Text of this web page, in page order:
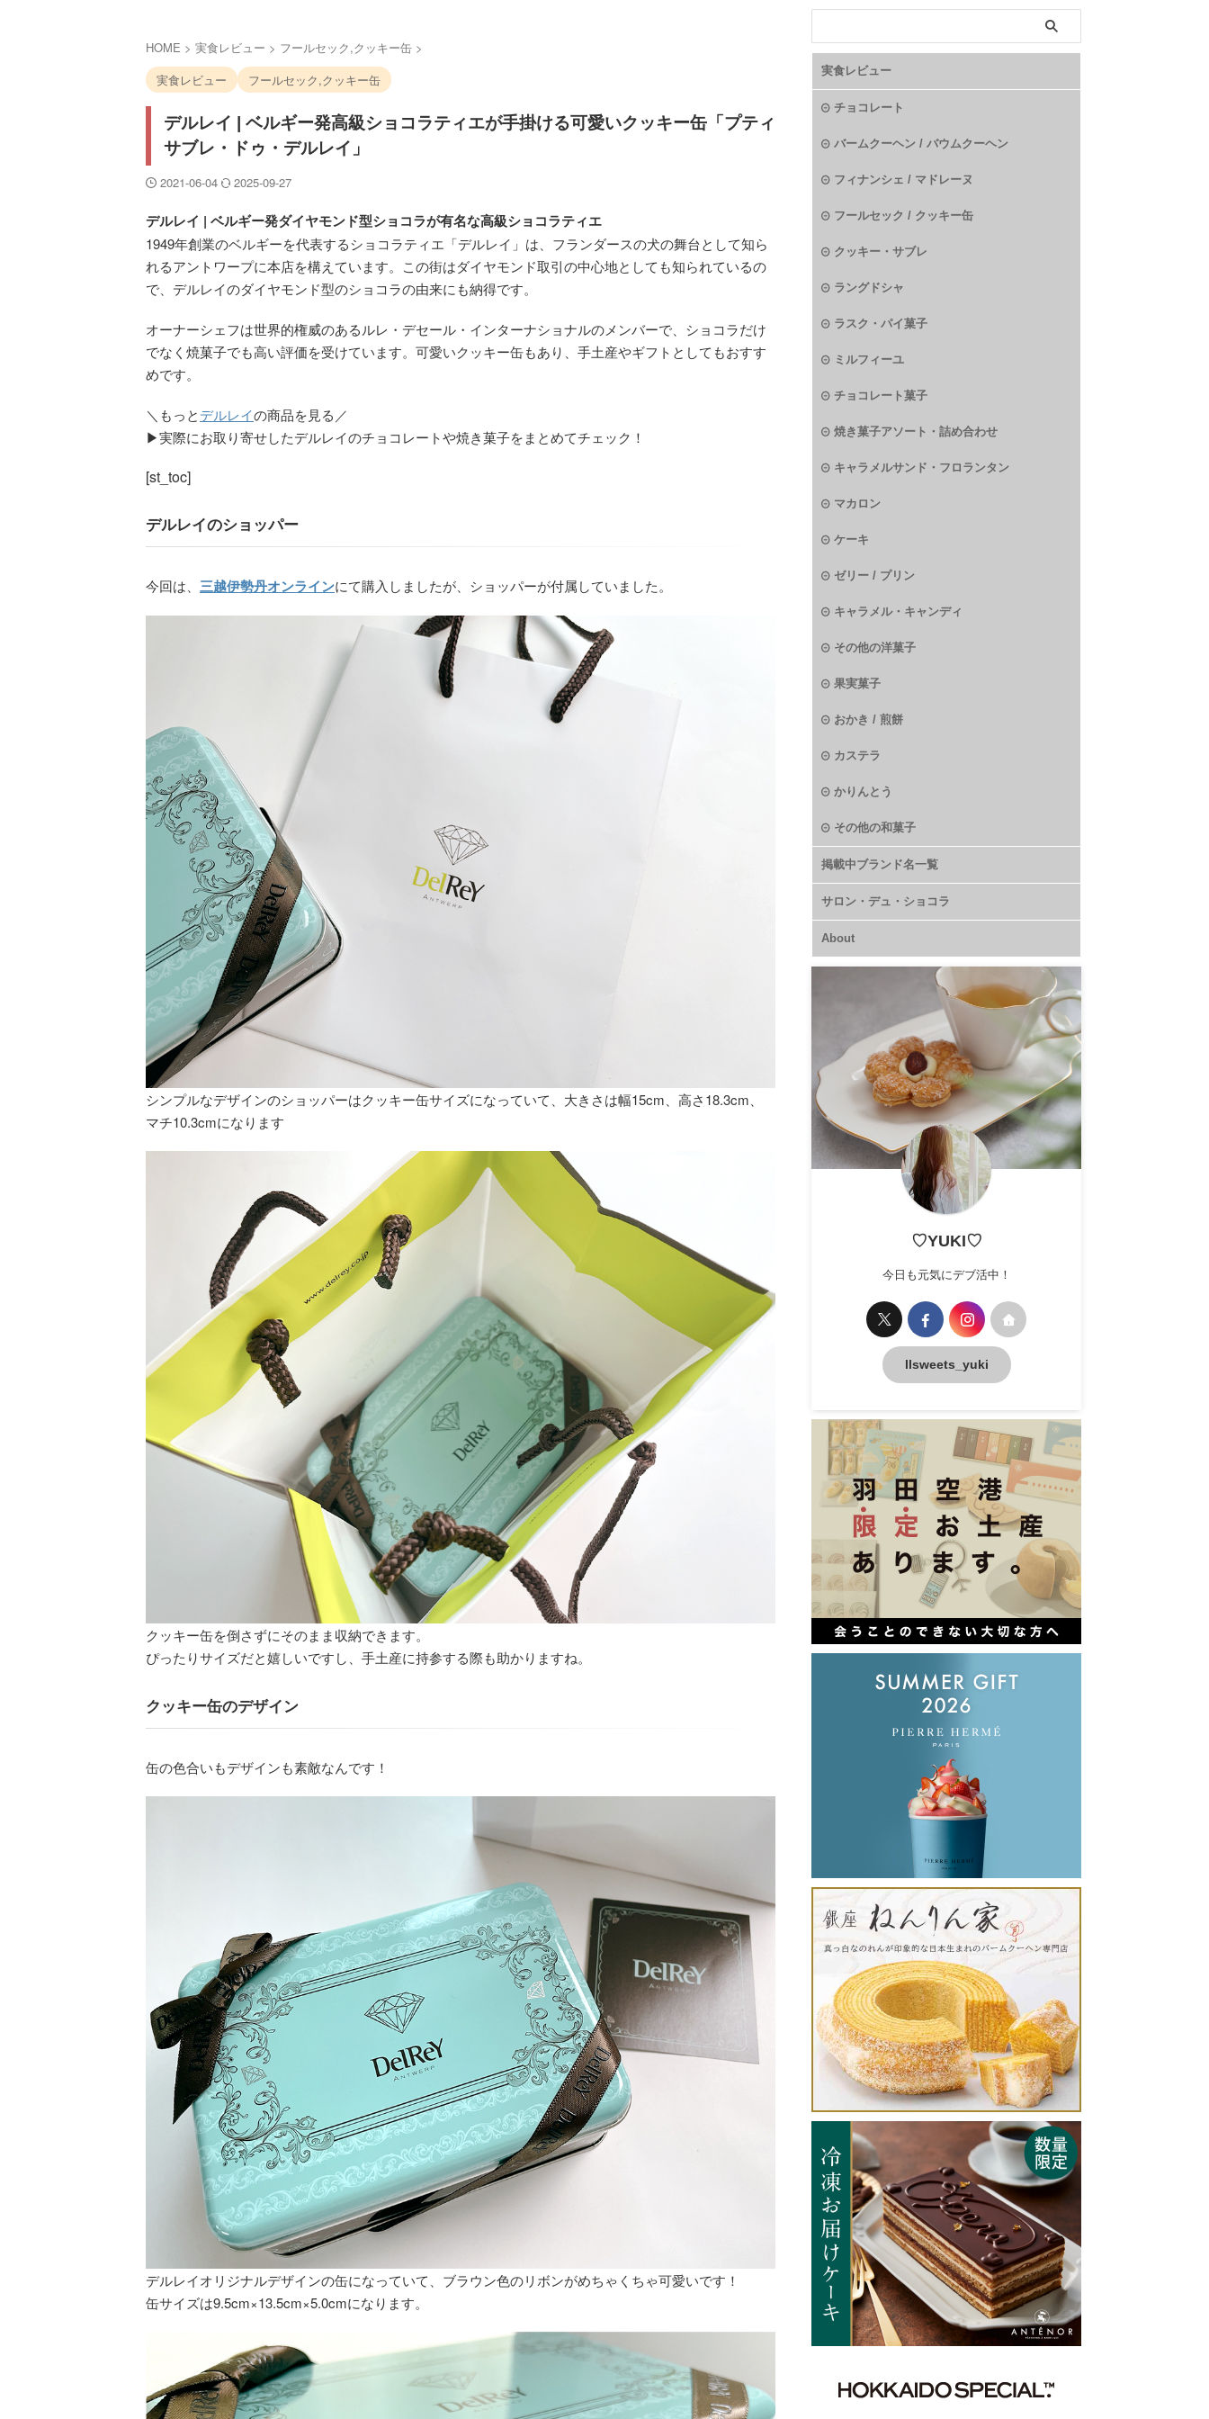
HOME > 実食レビュー > フールセック,クッキー缶 >
実食レビュー
フールセック,クッキー缶
デルレイ | ベルギー発高級ショコラティエが手掛ける可愛いクッキー缶「プティ
サブレ・ドゥ・デルレイ」
2021-06-04 2025-09-27
デルレイ | ベルギー発ダイヤモンド型ショコラが有名な高級ショコラティエ
1949年創業のベルギーを代表するショコラティエ「デルレイ」は、フランダースの犬の舞台として知ら
れるアントワープに本店を構えています。この街はダイヤモンド取引の中心地としても知られているの
で、デルレイのダイヤモンド型のショコラの由来にも納得です。
オーナーシェフは世界的権威のあるルレ・デセール・インターナショナルのメンバーで、ショコラだけ
でなく焼菓子でも高い評価を受けています。可愛いクッキー缶もあり、手土産やギフトとしてもおすす
めです。
＼もっとデルレイの商品を見る／
▶実際にお取り寄せしたデルレイのチョコレートや焼き菓子をまとめてチェック！
[st_toc]
デルレイのショッパー
今回は、 三越伊勢丹オンラインにて購入しましたが、ショッパーが付属していました。
シンプルなデザインのショッパーはクッキー缶サイズになっていて、大きさは幅15cm、高さ18.3cm、
マチ10.3cmになります
クッキー缶を倒さずにそのまま収納できます。
ぴったりサイズだと嬉しいですし、手土産に持参する際も助かりますね。
クッキー缶のデザイン
缶の色合いもデザインも素敵なんです！
デルレイオリジナルデザインの缶になっていて、ブラウン色のリボンがめちゃくちゃ可愛いです！
缶サイズは9.5cm×13.5cm×5.0cmになります。
実食レビュー
チョコレート
バームクーヘン / バウムクーヘン
フィナンシェ / マドレーヌ
フールセック / クッキー缶
クッキー・サブレ
ラングドシャ
ラスク・パイ菓子
ミルフィーユ
チョコレート菓子
焼き菓子アソート・詰め合わせ
キャラメルサンド・フロランタン
マカロン
ケーキ
ゼリー / プリン
キャラメル・キャンディ
その他の洋菓子
果実菓子
おかき / 煎餅
カステラ
かりんとう
その他の和菓子
掲載中ブランド名一覧
サロン・デュ・ショコラ
About
♡YUKI♡
今日も元気にデブ活中！
llsweets_yuki